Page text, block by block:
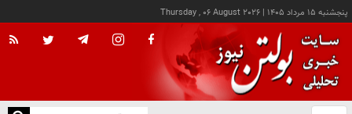
پنجشنبه ۱۵ مرداد ۱۴۰۵ |
Thursday , 06 August 2026